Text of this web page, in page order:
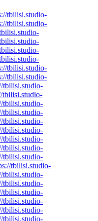
tbilisi.studio-
tbilisi.studio-
tbilisi.studio-
tbilisi.studio-
tbilisi.studio-
tbilisi.studio-
tbilisi.studio-
tbilisi.studio-
tbilisi.studio-
tbilisi.studio-
tbilisi.studio-
tbilisi.studio-
tbilisi.studio-
tbilisi.studio-
tbilisi.studio-
tbilisi.studio-
tbilisi.studio-
tbilisi.studio-
tbilisi.studio-
tbilisi.studio-